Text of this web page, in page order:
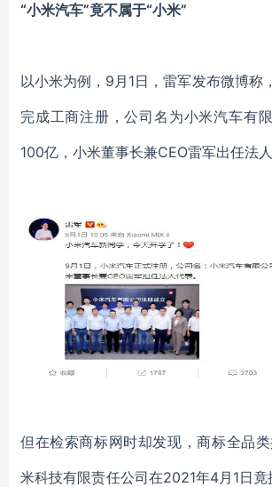
“小米汽车”竟不属于“小米”
以小米为例， 9月1日，雷军发布微博称
完成工商注册，公司名为小米汽车有
100亿，小米董事长兼CEO雷军出任法人
但在检索商标网时却发现，商标全品
米科技有限责任公司在2021年4月1日